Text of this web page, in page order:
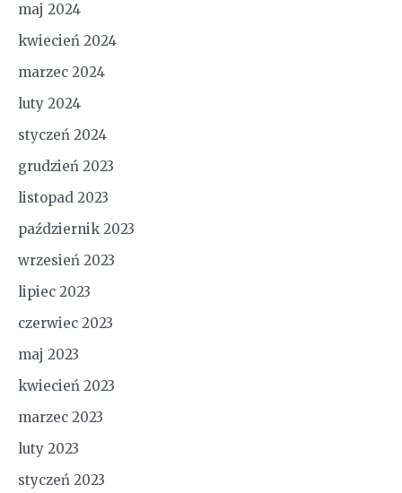
maj 2024
kwiecień 2024
marzec 2024
luty 2024
styczeń 2024
grudzień 2023
listopad 2023
październik 2023
wrzesień 2023
lipiec 2023
czerwiec 2023
maj 2023
kwiecień 2023
marzec 2023
luty 2023
styczeń 2023